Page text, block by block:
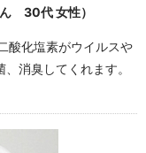
30代 女性）
酸化塩素がウイルスや
消臭してくれます。